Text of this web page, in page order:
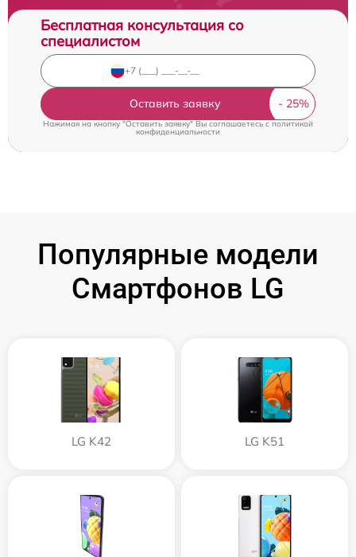
Бесплатная консультация со
специалистом
Оставить заявку
Нажимая на кнопку "Оставить заявку" Вы соглашаетесь cполитикой
конфиденциальности
Популярные модели
Смартфонов LG
LG K42 LG K51